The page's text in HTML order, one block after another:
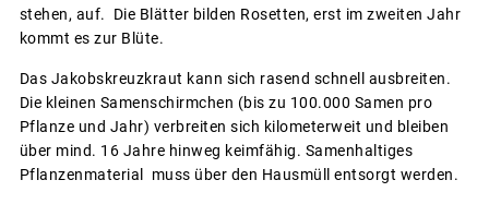
stehen, auf. Die Blätter bilden Rosetten, erst im zweiten Jahr
kommt es zur Blüte.
Das Jakobskreuzkraut kann sich rasend schnell ausbreiten.
Die kleinen Samenschirmchen (bis zu 100.000 Samen pro
Pflanze und Jahr) verbreiten sich kilometerweit und bleiben
über mind. 16 Jahre hinweg keimfähig. Samenhaltiges
Pflanzenmaterial muss über den Hausmüll entsorgt werden.